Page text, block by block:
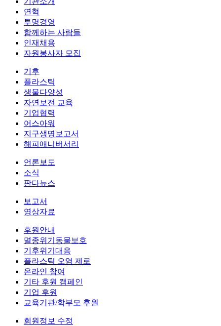
연혁
투명경영
함께하는 사람들
인재채용
자원봉사자 모집
기후
플라스틱
생물다양성
자연보전 교육
기업협력
어스아워
지구생명보고서
해피애니버서리
언론보도
소식
판다뉴스
보고서
영상자료
후원안내
멸종위기동물보호
기후위기대응
플라스틱 오염 제로
온라인 참여
기타 후원 캠페인
기업 후원
교육기관/학부모 후원
회원정보 수정